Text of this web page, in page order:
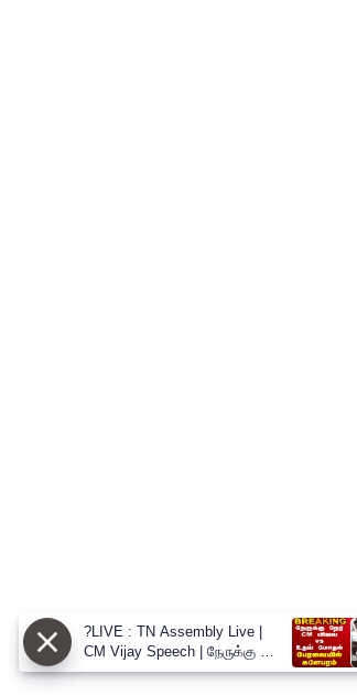
?LIVE : TN Assembly Live |
CM Vijay Speech | நேருக்கு நேர்
CM விஜய் vs உதய் மோதல்